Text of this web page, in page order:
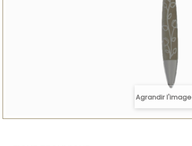
Agrandir l'image